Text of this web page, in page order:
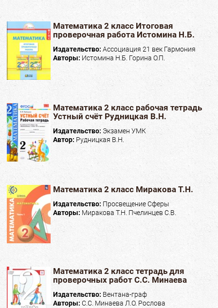
Математика 2 класс Итоговая
проверочная работа Истомина Н.Б.
Издательство: Ассоциация 21 век Гармония
Авторы: Истомина Н.Б. Горина О.П.
Математика 2 класс рабочая тетрадь
Устный счёт Рудницкая В.Н.
Издательство: Экзамен УМК
Автор: Рудницкая В.Н.
Математика 2 класс Миракова Т.Н.
Издательство: Просвещение Сферы
Авторы: Миракова Т.Н. Пчелинцев С.В.
Математика 2 класс тетрадь для
проверочных работ С.С. Минаева
Издательство: Вентана-граф
Авторы: С.С. Минаева Л.О. Рослова